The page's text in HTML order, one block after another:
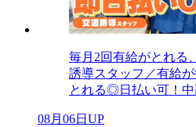
毎月2回有給がとれる
誘導スタッフ／有給が
とれる◎日払い可！中
08月06日UP